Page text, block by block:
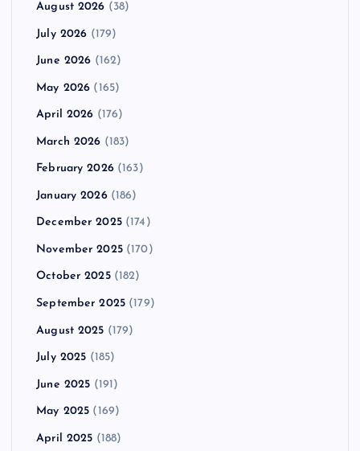
August 2026 (38)
July 2026 (179)
June 2026 (162)
May 2026 (165)
April 2026 (176)
March 2026 (183)
February 2026(163)
January 2026(186)
December 2025(174)
November 2025(170)
October 2025(182)
September 2025 (179)
August 2025 (179)
July 2025 (185)
June 2025 (191)
May 2025 (169)
April 2025 (188)